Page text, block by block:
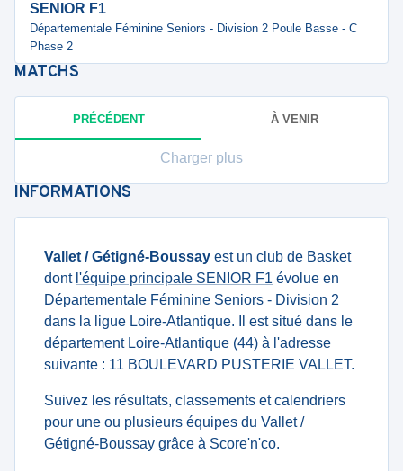
SENIOR F1
Départementale Féminine Seniors - Division 2 Poule Basse - C
Phase 2
MATCHS
PRÉCÉDENT À VENIR
Charger plus
INFORMATIONS
Vallet / Gétigné-Boussay est un club de Basket
dont l'équipe principale SENIOR F1 évolue en
Départementale Féminine Seniors - Division 2
dans la ligue Loire-Atlantique. Il est situé dans le
département Loire-Atlantique (44) à l'adresse
suivante : 11 BOULEVARD PUSTERIE VALLET.
Suivez les résultats, classements et calendriers
pour une ou plusieurs équipes du Vallet /
Gétigné-Boussay grâce à Score'n'co.